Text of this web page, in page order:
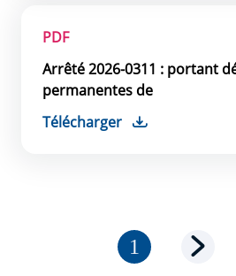
PDF
Arrêté 2026-0311 : portant
permanentes de
Télécharger
Pagination Page